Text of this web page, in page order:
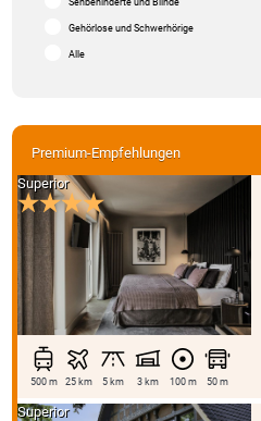
Premium-Empfehlungen
Superior
500 m 25 km 5 km 3 km 100 m 50 m
Superior
Gehörlose und Schwerhörige
Alle